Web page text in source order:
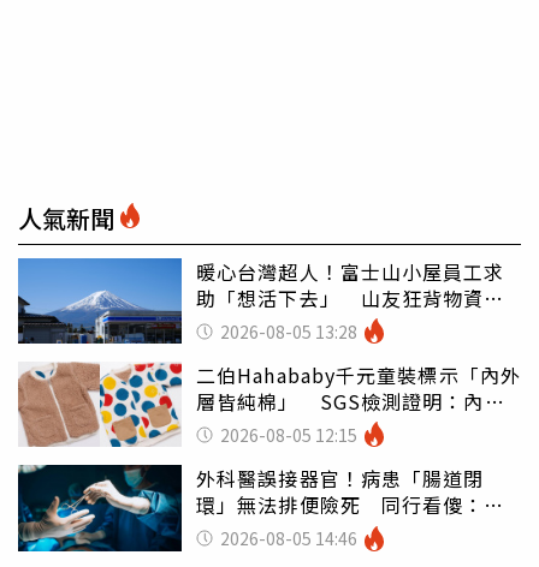
人氣新聞
暖心台灣超人！富士山小屋員工求
助「想活下去」 山友狂背物資上
山：台灣真的是寶島
2026-08-05 13:28
二伯Hahababy千元童裝標示「內外
層皆純棉」 SGS檢測證明：內裡
100%聚酯纖維
2026-08-05 12:15
外科醫誤接器官！病患「腸道閉
環」無法排便險死 同行看傻：糟
糕至極
2026-08-05 14:46